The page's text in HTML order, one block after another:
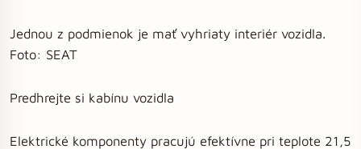
Jednou z podmienok je mať vyhriaty interiér vozidla.
Foto: SEAT
Predhrejte si kabínu vozidla
Elektrické komponenty pracujú efektívne pri teplote 21,5